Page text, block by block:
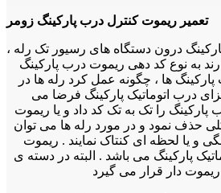
تعمیر ریموت کنترل درب پارکینگ زومر
درون دستگاه های رسیور تک رله ،
به نوع کد دهی ریموت درب پارکینگ
ها ، چگونه عمل کرد رله ها در
درب اتوماتیک پارکینگ فرضا می
را تک به تک کد داد و یا ریموت
حذف نمود و در مورد رله ها می توان
و یا لحظه ای کنتاک نمایند . ریموت
پارکینگ می باشد . البته در دسته ی
دار قرار می گیرد